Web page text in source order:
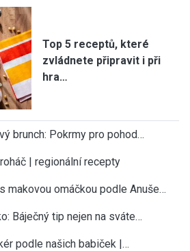
Top 5 receptů, které
zvládnete připravit i při
hra…
brunch: Pokrmy pro pohod…
| regionální recepty
makovou omáčkou podle Anuše…
Báječný tip nejen na sváte…
podle našich babiček |…